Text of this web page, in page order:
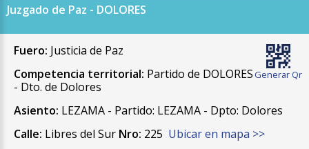
Juzgado de Paz - DOLORES
Generar Qr
Fuero: Justicia de Paz
Competencia territorial: Partido de DOLORES
- Dto. de Dolores
Asiento: LEZAMA - Partido: LEZAMA - Dpto: Dolores
Calle: Libres del Sur Nro: 225 Ubicar en mapa >>